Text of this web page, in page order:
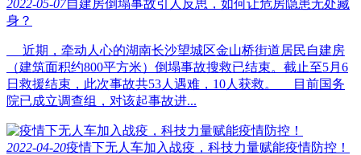
2022-05-07自建房倒塌事故引人反思，如何让危房隐患无处藏
身？
近期，牵动人心的湖南长沙望城区金山桥街道居民自建房
（建筑面积约800平方米）倒塌事故搜救已结束。截止至5月6
日救援结束，此次事故共53人遇难，10人获救。 目前国务
院已成立调查组，对该起事故进...
2022-04-20疫情下无人车加入战疫，科技力量赋能疫情防控！